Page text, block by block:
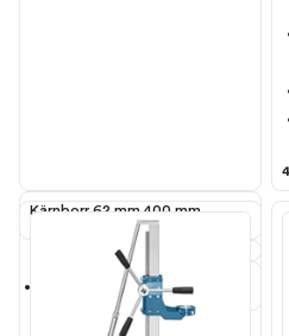
Kärnborr 62 mm 400 mm
Bosch GDB 180 WE